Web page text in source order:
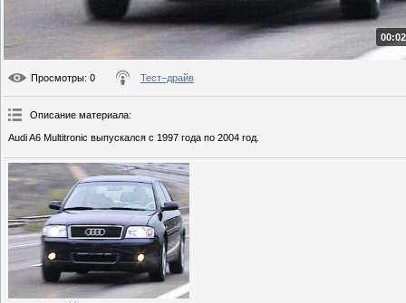
Просмотры: 0 Тест–драйв
Описание материала:
Audi A6 Multitronic выпускался с 1997 года по 2004 год.